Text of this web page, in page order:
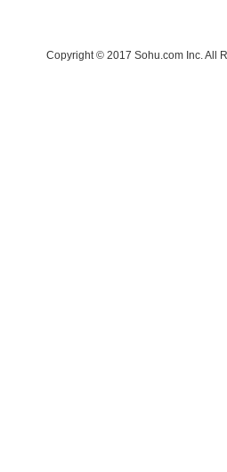
Copyright © 2017 Sohu.com Inc. All